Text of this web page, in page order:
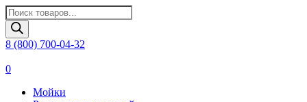
Поиск
товаров
8 (800) 700-04-32
0
Мойки